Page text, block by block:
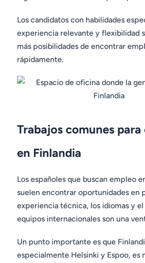
Los candidatos con habilidades
experiencia relevante y flexibilidad
más posibilidades de encontrar
rápidamente.
Trabajos comunes para
en Finlandia
Los españoles que buscan empleo
suelen encontrar oportunidades en
experiencia técnica, los idiomas y
equipos internacionales son una
Un punto importante es que
especialmente Helsinki y Espoo, es